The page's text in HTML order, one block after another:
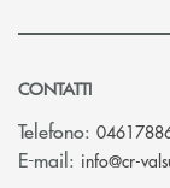
CONTATTI
Telefono:
E-mail: info@cr-